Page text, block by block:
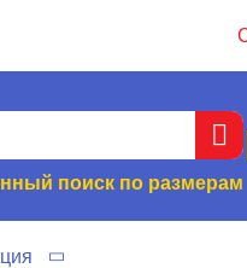
поиск по размерам